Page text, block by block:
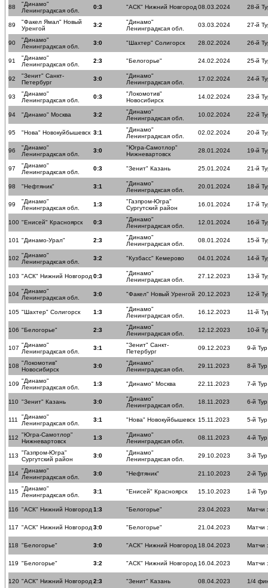
88
"Динамо"
Ленинградксая обл.
0:3 "АСК" Нижний Новгород 08.03.2024 28-й
89
"Факел Ямал" Новый
Уренгой
3:2
"Динамо"
Ленинградксая обл.
03.03.2024 27-й
90
"Динамо"
Ленинградксая обл.
3:0 "Шахтер" Солигорск 28.02.2024 26-й
91
"Динамо"
Ленинградксая обл.
2:3 "Белогорье" 24.02.2024 25-й
92
"Зенит" Санкт-
Петербург
3:0
"Динамо"
Ленинградксая обл.
17.02.2024 24-й
93
"Динамо"
Ленинградксая обл.
0:3
"Локомотив"
Новосибирск
14.02.2024 23-й
94 "Динамо" Москва 3:2
"Динамо"
Ленинградксая обл.
10.02.2024 22-й
95 "Нова" Новокуйбышевск 3:1
"Динамо"
Ленинградксая обл.
02.02.2024 20-й
96
"Динамо"
Ленинградксая обл.
3:0
"Югра-Самотлор"
Нижневартовск
28.01.2024 19-й
97
"Динамо"
Ленинградксая обл.
0:3 "Зенит" Казань 25.01.2024 21-й
98 "Нефтяник" 3:1
"Динамо"
Ленинградксая обл.
20.01.2024 18-й
99
"Динамо"
Ленинградксая обл.
1:3
"Газпром-Югра"
Сургутский район
16.01.2024 17-й
100 "Енисей" Красноярск 0:3
"Динамо"
Ленинградксая обл.
12.01.2024 16-й
101 "Динамо-Урал" 2:3
"Динамо"
Ленинградксая обл.
08.01.2024 15-й
102 "Динамо"
Ленинградксая обл.
3:2 "Кузбасс" Кемерово 04.01.2024 14-й
103 "АСК" Нижний Новгород 0:3
"Динамо"
Ленинградксая обл.
27.12.2023 13-й
104 "Динамо"
Ленинградксая обл.
3:0 "Факел" Новый Уренгой 20.12.2023 12-й
105 "Шахтер" Солигорск 1:3
"Динамо"
Ленинградксая обл.
16.12.2023 11-й
106 "Белогорье" 2:3
"Динамо"
Ленинградксая обл.
12.12.2023 10-й
107 "Динамо"
Ленинградксая обл.
3:1
"Зенит" Санкт-
Петербург
09.12.2023 9-й Тур
108 "Локомотив"
Новосибирск
3:0
"Динамо"
Ленинградксая обл.
29.11.2023 8-й Тур
109 "Динамо"
Ленинградксая обл.
1:3 "Динамо" Москва 22.11.2023 7-й Тур
110 "Зенит" Казань 3:0
"Динамо"
Ленинградксая обл.
18.11.2023 6-й Тур
111
"Динамо"
Ленинградксая обл.
3:1 "Нова" Новокуйбышевск 15.11.2023 5-й Тур
112 "Югра-Самотлор"
Нижневартовск
1:3
"Динамо"
Ленинградксая обл.
08.11.2023 4-й Тур
113 "Газпром-Югра"
Сургутский район
3:0
"Динамо"
Ленинградксая обл.
29.10.2023 3-й Тур
114 "Динамо"
Ленинградксая обл.
3:0 "Нефтяник" 21.10.2023 2-й Тур
115 "Динамо"
Ленинградксая обл.
3:1 "Енисей" Красноярск 15.10.2023 1-й Тур
116 "АСК" Нижний Новгород 1:3 "Белогорье" 23.04.2023 Матчи
117 "АСК" Нижний Новгород 3:0 "Белогорье" 21.04.2023 Матчи
118 "Белогорье" 3:0 "АСК" Нижний Новгород 18.04.2023 Матчи
119 "Белогорье" 3:2 "АСК" Нижний Новгород 16.04.2023 Матчи
120 "АСК" Нижний Новгород 2:3 "Зенит" Казань 08.04.2023 1/4